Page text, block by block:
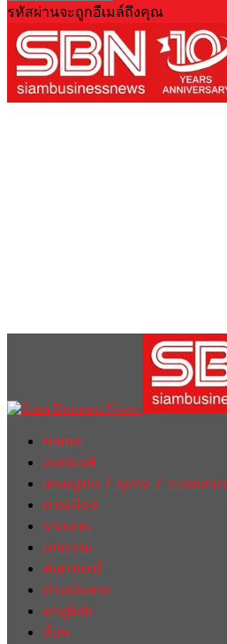
รหัสผ่านจะถูกอีเมล์ถึงคุณ
Home
ฮอตนิวส์
เศรษฐกิจ / ธุรกิจ / การตลาด
การเมือง
รายงาน
บทความ
สัมภาษณ์
ต่างประเทศ
english
อื่นๆ